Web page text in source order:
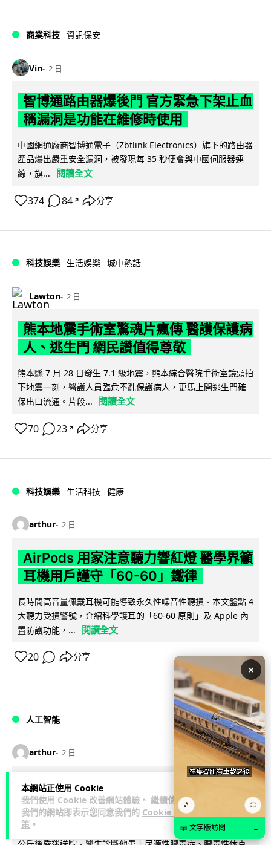
本網站正使用 Cookie
我們使用 Cookie 改善網站體驗。 繼續使用
我們的網站即表示您同意我們的 Cookie 政
策 。
商業科技 資訊保安
Vin 2 日
智博通路由器爆後門 官方緊急下架止血
稱漏洞是功能在維修時使用
中國網通廠商智博通電子（Zbtlink Electronics）旗下的路由器
產品爆出嚴重安全漏洞，被發現每 35 秒便會與中國伺服器連
線，旗...
閱讀全文
374 84 ↗ 分享
科技娛樂 生活娛樂 城中熱話
Lawton 2 日
熊本地震手術室驚魂片瘋傳 醫護保護病
人、逃生門 網民讚值得尊敬
熊本縣 7 月 28 日發生 7.1 級地震，熊本綜合醫院手術室鏡頭拍
下地震一刻，醫護人員臨危不亂保護病人，更馬上開逃生門確
保出口流通。片段...
閱讀全文
70 23 ↗ 分享
科技娛樂 生活科技 健康
arthur 2 日
AirPods 用家注意聽力響紅燈 醫學界籲
耳機用戶謹守「60-60」鐵律
長時間高音量佩戴耳機可能導致永久性噪音性聽損。本文盤點 4
大聽力受損警號，介紹科學護耳的「60-60 原則」及 Apple 內
置防護功能，...
閱讀全文
20 分享
人工智能
arthur 2 日
AI 減肥餐單配合高強度操練 成都男
45 日減 20 公斤後多器官衰竭
成都一名男子跟隨 AI 制訂高強度減脂計劃，45 日內減去約 20
×
🎵 ⛶
📖 文字版訪問 →